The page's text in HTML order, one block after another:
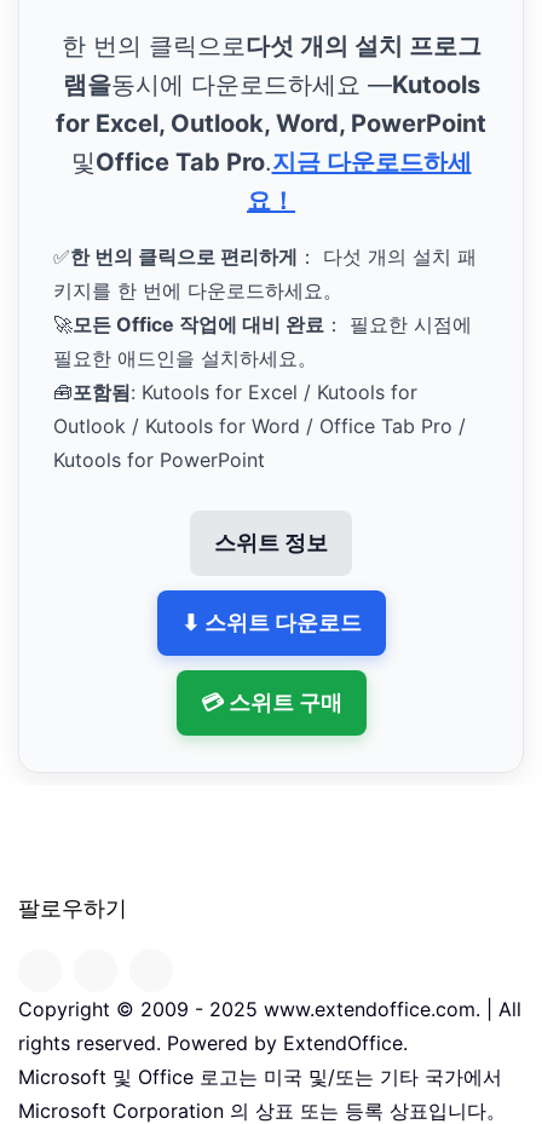
한 번의 클릭으로다섯 개의 설치 프로그
램을동시에 다운로드하세요 —Kutools
for Excel, Outlook, Word, PowerPoint
및Office Tab Pro.지금 다운로드하세
요！
✅한 번의 클릭으로 편리하게 ： 다섯 개의 설치 패
키지를 한 번에 다운로드하세요。
🚀모든 Office 작업에 대비 완료 ： 필요한 시점에
필요한 애드인을 설치하세요。
🧰포함됨: Kutools for Excel / Kutools for
Outlook / Kutools for Word / Office Tab Pro /
Kutools for PowerPoint
스위트 정보
⬇ 스위트 다운로드
💳 스위트 구매
팔로우하기
Copyright © 2009 - 2025 www.extendoffice.com. | All
rights reserved. Powered by ExtendOffice.
Microsoft 및 Office 로고는 미국 및/또는 기타 국가에서
Microsoft Corporation 의 상표 또는 등록 상표입니다。